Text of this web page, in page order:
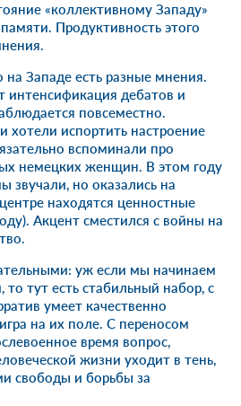
«коллективному Западу»
Продуктивность этого
Западе есть разные мнения.
интенсификация дебатов и
повсеместно.
хотели испортить настроение
вспоминали про
немецких женщин. В этом году
звучали, но оказались на
находятся ценностные
Акцент сместился с войны на
уж если мы начинаем
то тут есть стабильный набор, с
умеет качественно
на их поле. С переносом
время вопрос,
жизни уходит в тень,
свободы и борьбы за